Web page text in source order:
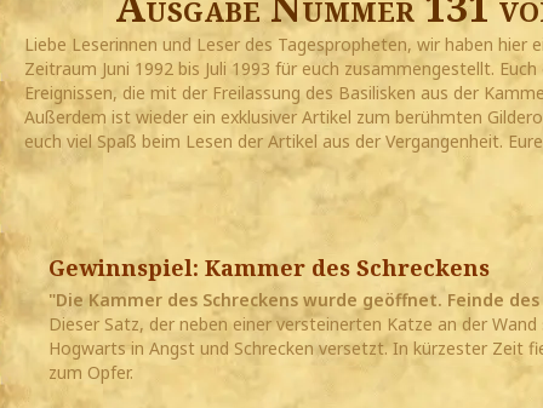
Liebe Leserinnen und Leser des Tagespropheten, wir haben hier
Zeitraum Juni 1992 bis Juli 1993 für euch zusammengestellt.
Ereignissen, die mit der Freilassung des Basilisken aus der
Außerdem ist wieder ein exklusiver Artikel zum berühmten
euch viel Spaß beim Lesen der Artikel aus der Vergangenheit.
Gewinnspiel: Kammer des Schreckens
"Die Kammer des Schreckens wurde geöffnet. Feinde
Dieser Satz, der neben einer versteinerten Katze an der
Hogwarts in Angst und Schrecken versetzt. In kürzester Zeit
zum Opfer.